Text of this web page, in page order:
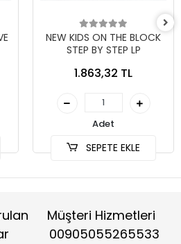
NEW KIDS ON THE BLOCK
STEP BY STEP LP
1.863,32 TL
Adet
SEPETE EKLE
Müşteri Hizmetleri
00905055265533